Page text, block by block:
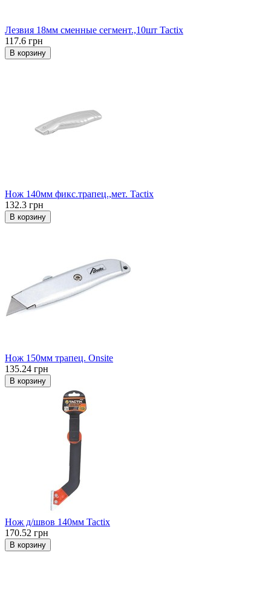
Лезвия 18мм сменные сегмент.,10шт Tactix
117.6 грн
В корзину
Нож 140мм фикс.трапец.,мет. Tactix
132.3 грн
В корзину
Нож 150мм трапец. Onsite
135.24 грн
В корзину
Нож д/швов 140мм Tactix
170.52 грн
В корзину